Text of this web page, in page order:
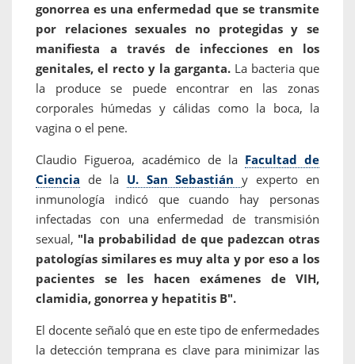
gonorrea es una enfermedad que se transmite
por relaciones sexuales no protegidas y se
manifiesta a través de infecciones en los
genitales, el recto y la garganta. La bacteria que
la produce se puede encontrar en las zonas
corporales húmedas y cálidas como la boca, la
vagina o el pene.
Claudio Figueroa, académico de la Facultad de
Ciencia de la U. San Sebastiány experto en
inmunología indicó que cuando hay personas
infectadas con una enfermedad de transmisión
sexual, "la probabilidad de que padezcan otras
patologías similares es muy alta y por eso a los
pacientes se les hacen exámenes de VIH,
clamidia, gonorrea y hepatitis B".
El docente señaló que en este tipo de enfermedades
la detección temprana es clave para minimizar las